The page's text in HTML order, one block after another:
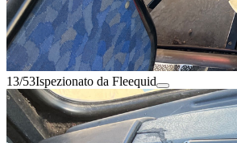
13/53Ispezionato da Fleequid